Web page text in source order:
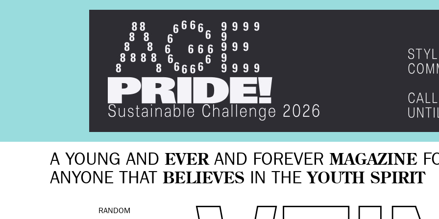
A YOUNG AND EVERAND FOREVER MAGAZINE
ANYONE THAT BELIEVES IN THE YOUTH SPIRIT
RANDOM